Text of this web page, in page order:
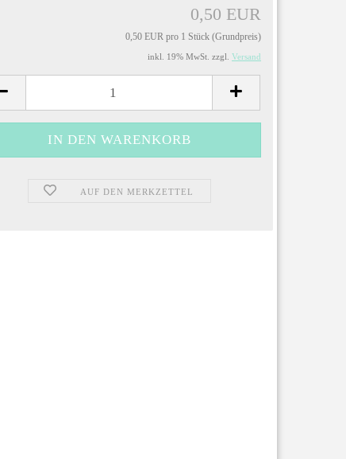
0,50 EUR
0,50 EUR pro 1 Stück (Grundpreis)
inkl. 19% MwSt. zzgl. Versand
AUF DEN MERKZETTEL